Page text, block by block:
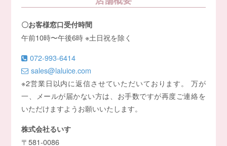
〇お客様窓口受付時間
午前10時〜午後6時 ※土日祝を除く
072-993-6414
sales@laluice.com
※2営業日以内に返信させていただいております。 万が
一、メールが届かない方は、お手数ですが再度ご連絡を
いただけますようお願いいたします。
株式会社るいす
〒581-0086